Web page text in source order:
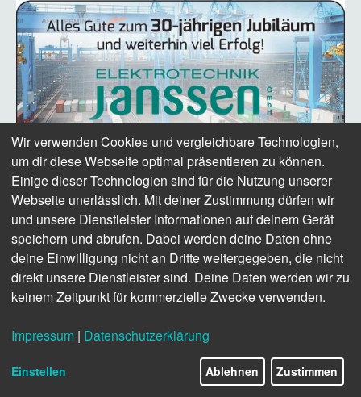
Wir verwenden Cookies und vergleichbare Technologien,
um dir diese Webseite optimal präsentieren zu können.
Einige dieser Technologien sind für die Nutzung unserer
Webseite unerlässlich. Mit deiner Zustimmung dürfen wir
und unsere Dienstleister Informationen auf deinem Gerät
speichern und abrufen. Dabei werden deine Daten ohne
deine Einwilligung nicht an Dritte weitergegeben, die nicht
direkt unsere Dienstleister sind. Deine Daten werden wir zu
keinem Zeitpunkt für kommerzielle Zwecke verwenden.
Impressum | Datenschutzerklärung
Einstellen Ablehnen Zustimmen